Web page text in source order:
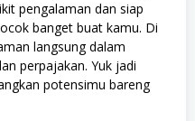
pengalaman dan siap
banget buat kamu. Di
langsung dalam
perpajakan. Yuk jadi
potensimu bareng